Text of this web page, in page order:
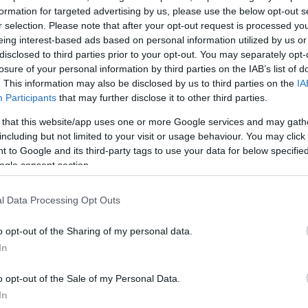
for targeted advertising by us, please use the below opt-out
selection. Please note that after your opt-out request is processed
interest-based ads based on personal information utilized by us
to third parties prior to your opt-out. You may separately
of your personal information by third parties on the IAB’s list of
This information may also be disclosed by us to third parties on the
Participants that may further disclose it to other third parties.
that this website/app uses one or more Google services and may
but not limited to your visit or usage behaviour. You may
to Google and its third-party tags to use your data for below
consent section.
Data Processing Opt Outs
opt-out of the Sharing of my personal data.
opt-out of the Sale of my Personal Data.
Τραμπέδωσε ανάμεικτα μηνύματα για την
οι ΗΠΑ δεν χρειάζονται τα Στενά ανοιχτά, ενώ
Κινέζο ΠρόεδροΣι Ζιπίνγκ ότι «θέλουμε τα στενά
ΔΙΑΦΗΜΙΣΗ